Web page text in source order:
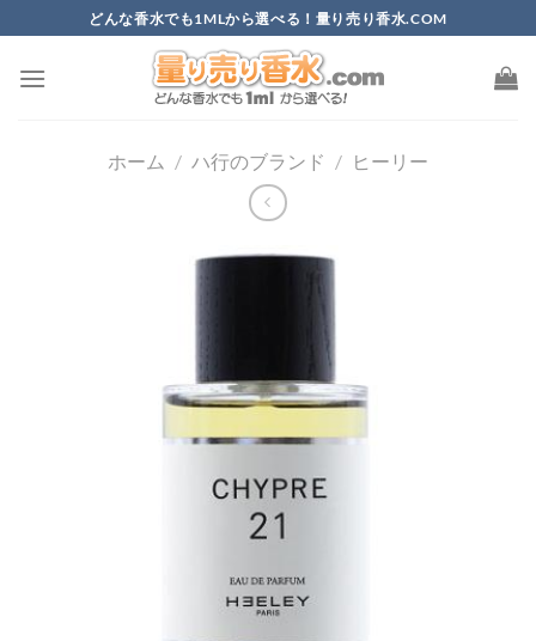
to
content
どんな香水でも1MLから選べる！量り売り香水.COM
ホーム / ハ行のブランド / ヒーリー